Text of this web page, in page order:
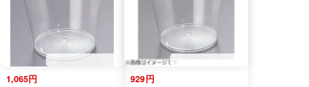
1,065円 929円